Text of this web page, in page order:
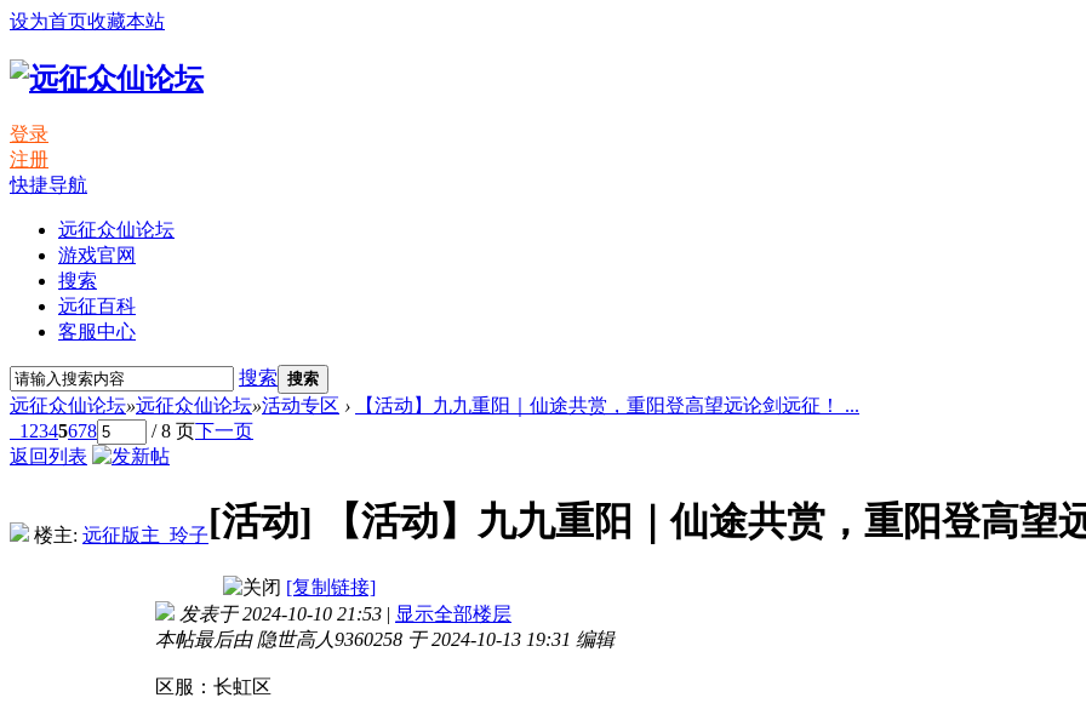
设为首页收藏本站
登录
注册
快捷导航
远征众仙论坛
游戏官网
搜索
远征百科
客服中心
搜索 搜索
远征众仙论坛»远征众仙论坛»活动专区 ›
【活动】九九重阳｜仙途共赏，重阳登高望远论剑远征！ ...
1 2345678 / 8 页下一页
返回列表
楼主: 远征版主_玲子[活动] 【活动】九九重阳｜仙途共赏，重阳登高望
[复制链接]
发表于 2024-10-10 21:53 | 显示全部楼层
本帖最后由 隐世高人9360258 于 2024-10-13 19:31 编辑
区服：长虹区